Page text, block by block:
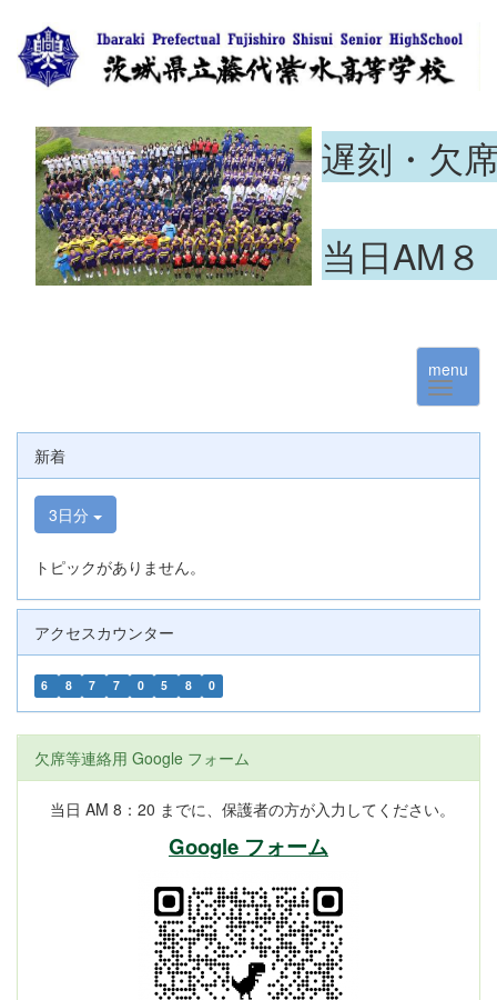
遅刻・欠
当日AM
menu
新着
3日分
トピックがありません。
アクセスカウンター
6 8 7 7 0 5 8 0
欠席等連絡用 Google フォーム
当日 AM 8：20 までに、保護者の方が入力してください。
Google フォーム